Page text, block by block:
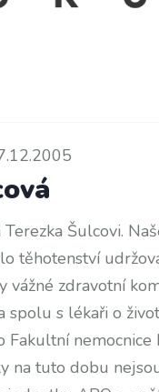
Terezka Šulcovi.
těhotenství
zdravotní
spolu s lékaři o
Fakultní
na tuto dobu